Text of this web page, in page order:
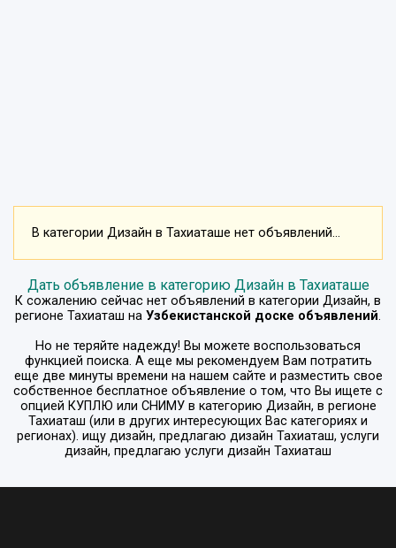
В категории Дизайн в Тахиаташе нет объявлений...
Дать объявление в категорию Дизайн в Тахиаташе
К сожалению сейчас нет объявлений в категории Дизайн, в
регионе Тахиаташ на Узбекистанской доске объявлений.
Но не теряйте надежду! Вы можете воспользоваться
функцией поиска. А еще мы рекомендуем Вам потратить
еще две минуты времени на нашем сайте и разместить свое
собственное бесплатное объявление о том, что Вы ищете с
опцией КУПЛЮ или СНИМУв категорию Дизайн, в регионе
Тахиаташ (или в других интересующих Вас категориях и
регионах). ищу дизайн, предлагаю дизайн Тахиаташ, услуги
дизайн, предлагаю услуги дизайн Тахиаташ